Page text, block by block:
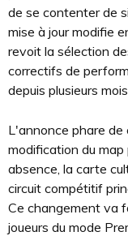
de se contenter de
mise à jour modifie
revoit la sélection
correctifs de
depuis plusieurs
L'annonce phare
modification du
absence, la carte
circuit compétitif
Ce changement va
joueurs du mode